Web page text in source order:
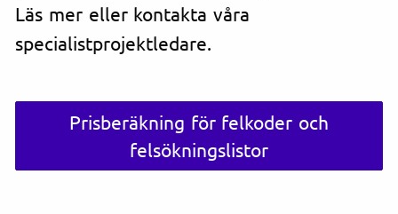
Läs mer eller kontakta våra
specialistprojektledare.
Prisberäkning för felkoder och
felsökningslistor